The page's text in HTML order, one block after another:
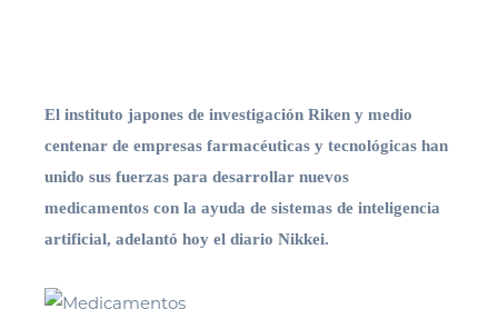
El instituto japones de investigación Riken y medio
centenar de empresas farmacéuticas y tecnológicas han
unido sus fuerzas para desarrollar nuevos
medicamentos con la ayuda de sistemas de inteligencia
artificial, adelantó hoy el diario Nikkei.